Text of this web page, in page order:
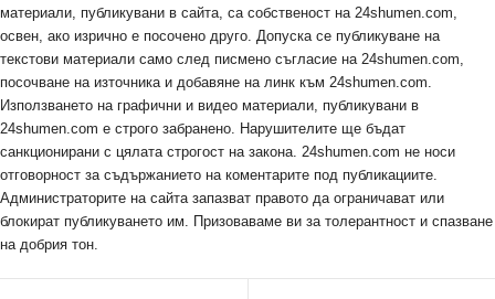
материали, публикувани в сайта, са собственост на 24shumen.com,
освен, ако изрично е посочено друго. Допуска се публикуване на
текстови материали само след писмено съгласие на 24shumen.com,
посочване на източника и добавяне на линк към 24shumen.com.
Използването на графични и видео материали, публикувани в
24shumen.com е строго забранено. Нарушителите ще бъдат
санкционирани с цялата строгост на закона. 24shumen.com не носи
отговорност за съдържанието на коментарите под публикациите.
Администраторите на сайта запазват правото да ограничават или
блокират публикуването им. Призоваваме ви за толерантност и спазване
на добрия тон.